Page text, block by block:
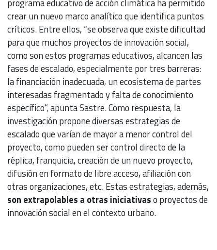
programa educativo de acción climática ha permitido
crear un nuevo marco analítico que identifica puntos
críticos. Entre ellos, “se observa que existe dificultad
para que muchos proyectos de innovación social,
como son estos programas educativos, alcancen las
fases de escalado, especialmente por tres barreras:
la financiación inadecuada, un ecosistema de partes
interesadas fragmentado y falta de conocimiento
específico”, apunta Sastre. Como respuesta, la
investigación propone diversas estrategias de
escalado que varían de mayor a menor control del
proyecto, como pueden ser control directo de la
réplica, franquicia, creación de un nuevo proyecto,
difusión en formato de libre acceso, afiliación con
otras organizaciones, etc. Estas estrategias, además,
son extrapolables a otras iniciativaso proyectos de
innovación social en el contexto urbano.